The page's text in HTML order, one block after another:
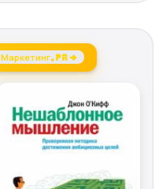
Маркетинг, PR →